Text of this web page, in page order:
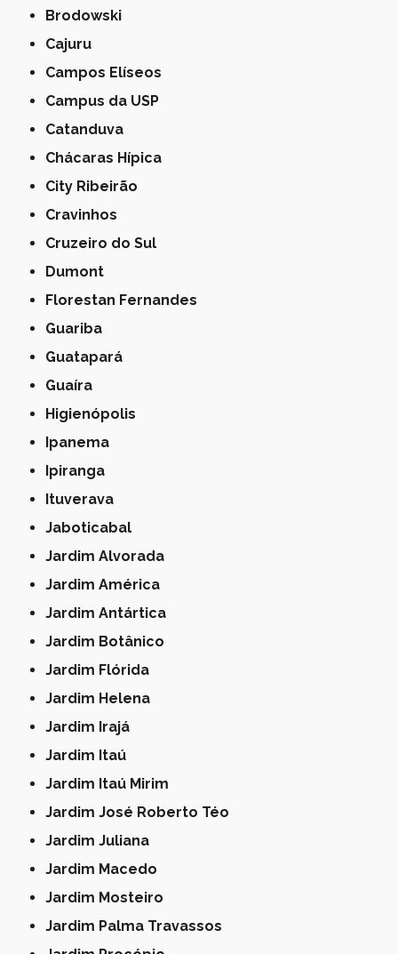
Brodowski
Cajuru
Campos Elíseos
Campus da USP
Catanduva
Chácaras Hípica
City Ribeirão
Cravinhos
Cruzeiro do Sul
Dumont
Florestan Fernandes
Guariba
Guatapará
Guaíra
Higienópolis
Ipanema
Ipiranga
Ituverava
Jaboticabal
Jardim Alvorada
Jardim América
Jardim Antártica
Jardim Botânico
Jardim Flórida
Jardim Helena
Jardim Irajá
Jardim Itaú
Jardim Itaú Mirim
Jardim José Roberto Téo
Jardim Juliana
Jardim Macedo
Jardim Mosteiro
Jardim Palma Travassos